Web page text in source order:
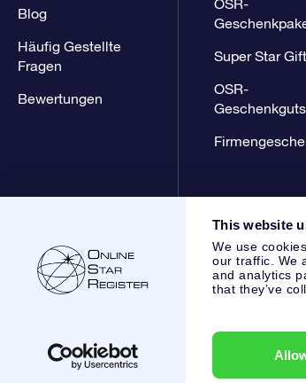
This website
We use
our traffic. We
and analytics
that they’ve
Blog
Häufig Gestellte
Fragen
Bewertungen
OSR-
Super Star Gift
OSR-
Kundenservice:help@osr.org KVK: